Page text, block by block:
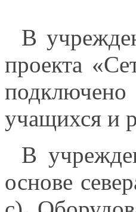
В
проекта
учащихся и
В
основе